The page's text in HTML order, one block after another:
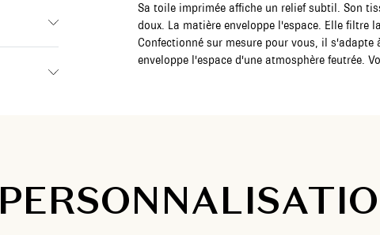
Sa toile imprimée affiche un relief subtil. Son
doux. La matière enveloppe l'espace. Elle filtre
Confectionné sur mesure pour vous, il
enveloppe l'espace d'une atmosphère feutrée.